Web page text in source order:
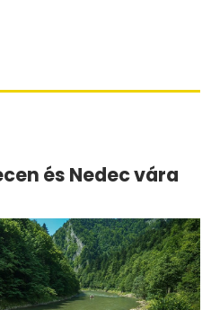
és Nedec vára